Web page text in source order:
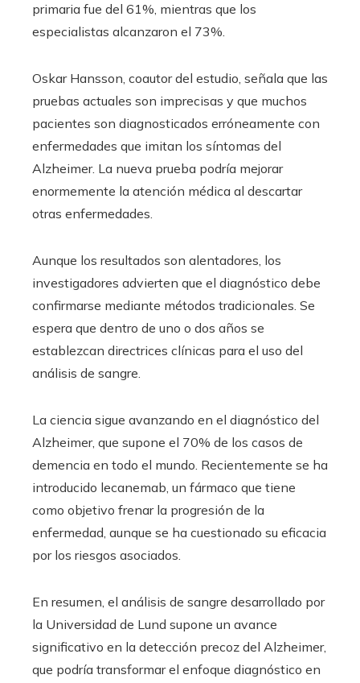
primaria fue del 61%, mientras que los
especialistas alcanzaron el 73%.
Oskar Hansson, coautor del estudio, señala que las
pruebas actuales son imprecisas y que muchos
pacientes son diagnosticados erróneamente con
enfermedades que imitan los síntomas del
Alzheimer. La nueva prueba podría mejorar
enormemente la atención médica al descartar
otras enfermedades.
Aunque los resultados son alentadores, los
investigadores advierten que el diagnóstico debe
confirmarse mediante métodos tradicionales. Se
espera que dentro de uno o dos años se
establezcan directrices clínicas para el uso del
análisis de sangre.
La ciencia sigue avanzando en el diagnóstico del
Alzheimer, que supone el 70% de los casos de
demencia en todo el mundo. Recientemente se ha
introducido lecanemab, un fármaco que tiene
como objetivo frenar la progresión de la
enfermedad, aunque se ha cuestionado su eficacia
por los riesgos asociados.
En resumen, el análisis de sangre desarrollado por
la Universidad de Lund supone un avance
significativo en la detección precoz del Alzheimer,
que podría transformar el enfoque diagnóstico en